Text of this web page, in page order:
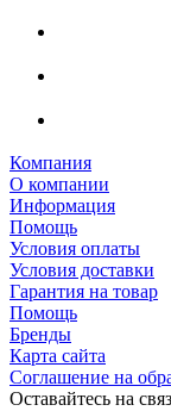
Компания
О компании
Информация
Помощь
Условия оплаты
Условия доставки
Гарантия на товар
Помощь
Бренды
Карта сайта
Соглашение на
Оставайтесь на